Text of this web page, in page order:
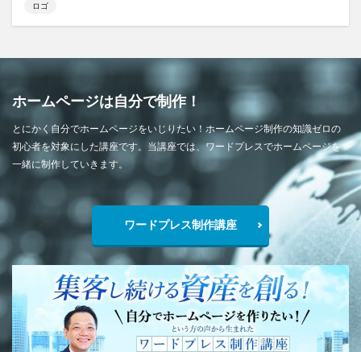
ロゴ
ホームページは自分で制作！
とにかく自分でホームページをいじりたい！ホームページ制作の知識ゼロの
初心者を対象にした講座です。当講座では、ワードプレスでホームページを
一緒に制作していきます。
ワードプレス制作講座